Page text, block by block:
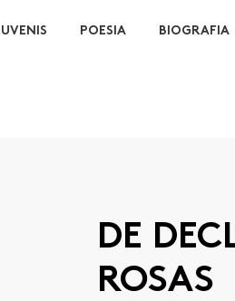
POESIA BIOGRAFIA
DE
ROSAS